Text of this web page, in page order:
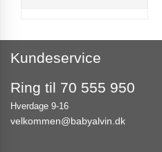
Kundeservice
Ring til 70 555 950
Hverdage 9-16
velkommen@babyalvin.dk